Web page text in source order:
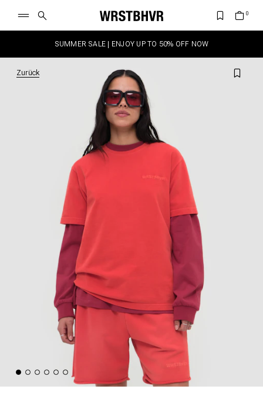
SUMMER SALE | ENJOY UP TO 50% OFF NOW
Zurück